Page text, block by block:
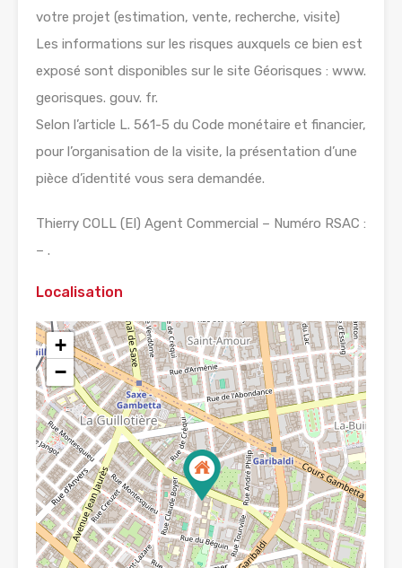
votre projet (estimation, vente, recherche, visite)
Les informations sur les risques auxquels ce bien est
exposé sont disponibles sur le site Géorisques : www.
georisques. gouv. fr.
Selon l’article L. 561-5 du Code monétaire et financier,
pour l’organisation de la visite, la présentation d’une
pièce d’identité vous sera demandée.
Thierry COLL (EI) Agent Commercial – Numéro RSAC :
– .
Localisation
+
−